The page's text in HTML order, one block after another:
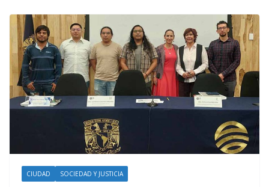
CIUDAD SOCIEDAD Y JUSTICIA